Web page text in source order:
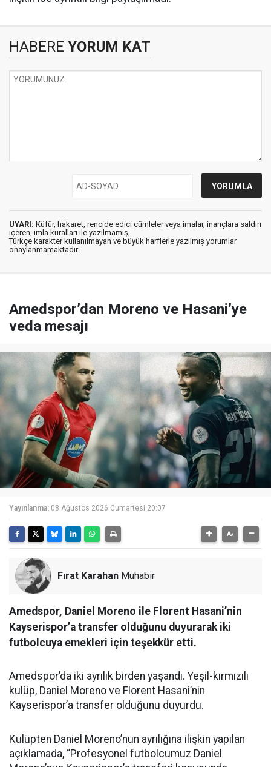
HABERE YORUM KAT
UYARI: Küfür, hakaret, rencide edici cümleler veya imalar, inançlara saldırı
içeren, imla kuralları ile yazılmamış,
Türkçe karakter kullanılmayan ve büyük harflerle yazılmış yorumlar
onaylanmamaktadır.
Amedspor’dan Moreno ve Hasani’ye
veda mesajı
Yayınlanma: 08 Ağustos 2026 Cumartesi 20:07
Fırat Karahan Muhabir
Amedspor, Daniel Moreno ile Florent Hasani’nin
Kayserispor’a transfer olduğunu duyurarak iki
futbolcuya emekleri için teşekkür etti.
Amedspor’da iki ayrılık birden yaşandı. Yeşil-kırmızılı
kulüp, Daniel Moreno ve Florent Hasani’nin
Kayserispor’a transfer olduğunu duyurdu.
Kulüpten Daniel Moreno’nun ayrılığına ilişkin yapılan
açıklamada, “Profesyonel futbolcumuz Daniel